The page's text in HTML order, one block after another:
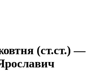
(ст.ст.) —